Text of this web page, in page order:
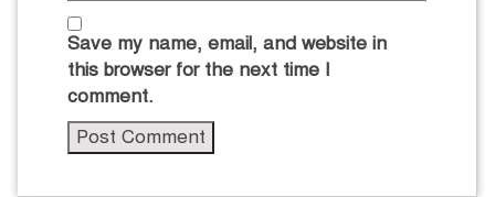
Save my name, email, and website in
this browser for the next time I
comment.